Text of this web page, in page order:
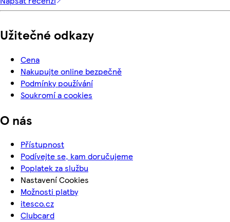
Užitečné odkazy
Cena
Nakupujte online bezpečně
Podmínky používání
Soukromí a cookies
O nás
Přístupnost
Podívejte se, kam doručujeme
Poplatek za službu
Nastavení Cookies
Možnosti platby
itesco.cz
Clubcard